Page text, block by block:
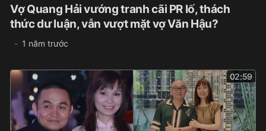
Vợ Quang Hải vướng tranh cãi PR lố, thách
thức dư luận, vẫn vượt mặt vợ Văn Hậu?
1 năm trước
02:59